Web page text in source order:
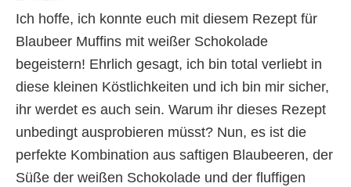
Ich hoffe, ich konnte euch mit diesem Rezept für
Blaubeer Muffins mit weißer Schokolade
begeistern! Ehrlich gesagt, ich bin total verliebt in
diese kleinen Köstlichkeiten und ich bin mir sicher,
ihr werdet es auch sein. Warum ihr dieses Rezept
unbedingt ausprobieren müsst? Nun, es ist die
perfekte Kombination aus saftigen Blaubeeren, der
Süße der weißen Schokolade und der fluffigen